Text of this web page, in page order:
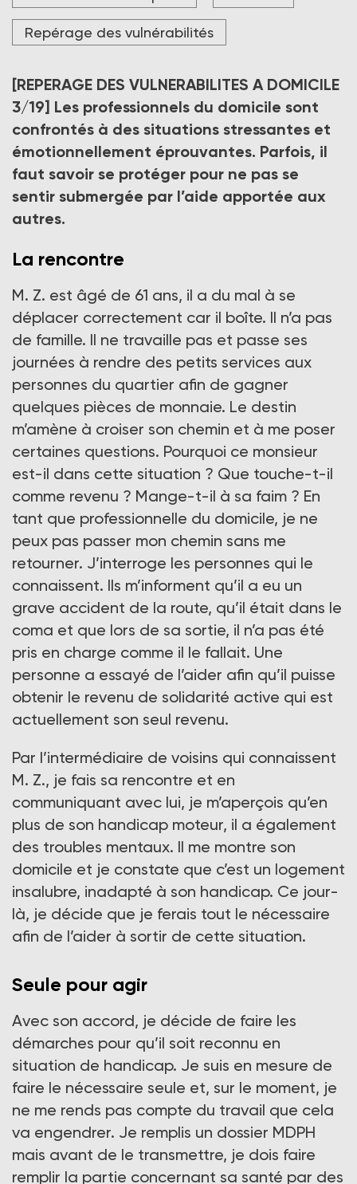
Repérage des vulnérabilités
[REPERAGE DES VULNERABILITES A DOMICILE
3/19] Les professionnels du domicile sont
confrontés à des situations stressantes et
émotionnellement éprouvantes. Parfois, il
faut savoir se protéger pour ne pas se
sentir submergée par l’aide apportée aux
autres.
La rencontre
M. Z. est âgé de 61 ans, il a du mal à se
déplacer correctement car il boîte. Il n’a pas
de famille. Il ne travaille pas et passe ses
journées à rendre des petits services aux
personnes du quartier afin de gagner
quelques pièces de monnaie. Le destin
m’amène à croiser son chemin et à me poser
certaines questions. Pourquoi ce monsieur
est-il dans cette situation ? Que touche-t-il
comme revenu ? Mange-t-il à sa faim ? En
tant que professionnelle du domicile, je ne
peux pas passer mon chemin sans me
retourner. J’interroge les personnes qui le
connaissent. Ils m’informent qu’il a eu un
grave accident de la route, qu’il était dans le
coma et que lors de sa sortie, il n’a pas été
pris en charge comme il le fallait. Une
personne a essayé de l’aider afin qu’il puisse
obtenir le revenu de solidarité active qui est
actuellement son seul revenu.
Par l’intermédiaire de voisins qui connaissent
M. Z., je fais sa rencontre et en
communiquant avec lui, je m’aperçois qu’en
plus de son handicap moteur, il a également
des troubles mentaux. Il me montre son
domicile et je constate que c’est un logement
insalubre, inadapté à son handicap. Ce jour-
là, je décide que je ferais tout le nécessaire
afin de l’aider à sortir de cette situation.
Seule pour agir
Avec son accord, je décide de faire les
démarches pour qu’il soit reconnu en
situation de handicap. Je suis en mesure de
faire le nécessaire seule et, sur le moment, je
ne me rends pas compte du travail que cela
va engendrer. Je remplis un dossier MDPH
mais avant de le transmettre, je dois faire
remplir la partie concernant sa santé par des